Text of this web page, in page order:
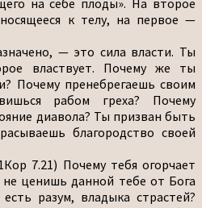
к телу, на первое —
— это сила власти. Ты
властвует. Почему же ты
Почему пренебрегаешь своим
рабом греха? Почему
диавола? Ты призван быть
благородство своей
7.21) Почему тебя огорчает
ценишь данной тебе от Бога
разум, владыка страстей?